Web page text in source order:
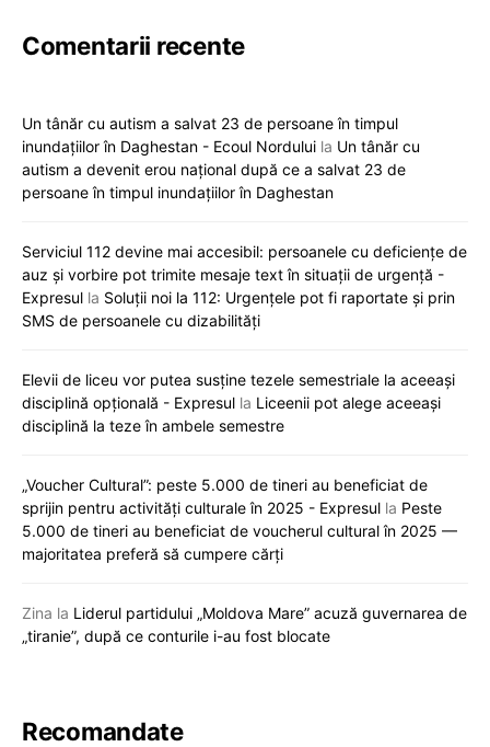
Comentarii recente
Un tânăr cu autism a salvat 23 de persoane în timpul
inundațiilor în Daghestan - Ecoul Nordului la Un tânăr cu
autism a devenit erou național după ce a salvat 23 de
persoane în timpul inundațiilor în Daghestan
Serviciul 112 devine mai accesibil: persoanele cu deficiențe de
auz și vorbire pot trimite mesaje text în situații de urgență -
Expresul la Soluții noi la 112: Urgențele pot fi raportate și prin
SMS de persoanele cu dizabilități
Elevii de liceu vor putea susține tezele semestriale la aceeași
disciplină opțională - Expresul la Liceenii pot alege aceeași
disciplină la teze în ambele semestre
„Voucher Cultural”: peste 5.000 de tineri au beneficiat de
sprijin pentru activități culturale în 2025 - Expresul la Peste
5.000 de tineri au beneficiat de voucherul cultural în 2025 —
majoritatea preferă să cumpere cărți
Zina la Liderul partidului „Moldova Mare” acuză guvernarea de
„tiranie”, după ce conturile i-au fost blocate
Recomandate